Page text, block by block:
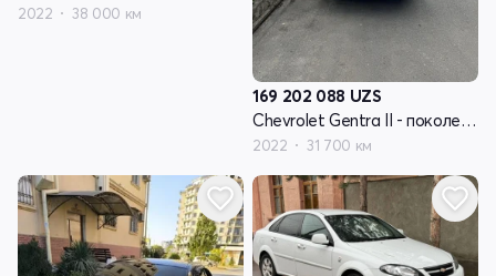
2022 38 000 км
169 202 088 UZS
Chevrolet Gentra II - поколение
2022 31 700 км